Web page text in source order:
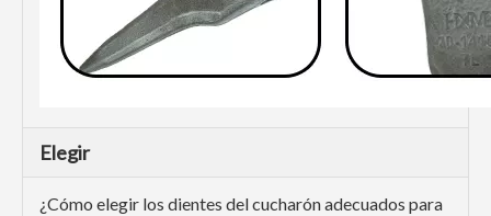
Elegir
¿Cómo elegir los dientes del cucharón adecuados para